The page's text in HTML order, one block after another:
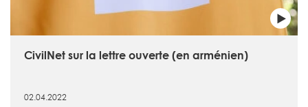
CivilNet sur la lettre ouverte (en arménien)
02.04.2022